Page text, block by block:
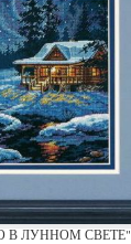
В ЛУННОМ СВЕТЕ"